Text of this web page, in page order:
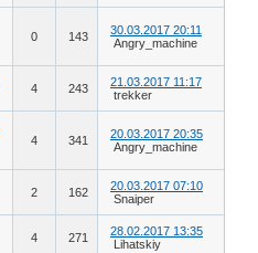
0 143
30.03.2017 20:11
Angry_machine
4 243
21.03.2017 11:17
trekker
4 341
20.03.2017 20:35
Angry_machine
2 162
20.03.2017 07:10
Snaiper
4 271
28.02.2017 13:35
Lihatskiy